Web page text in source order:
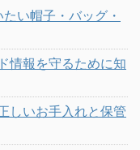
い帽子・バッグ・
情報を守るために知
しいお手入れと保管